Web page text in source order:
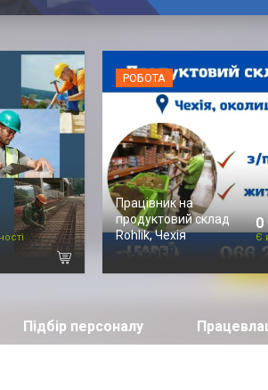
РОБОТА
Працівник на
продуктовий склад
Rohlik, Чехія
0
Є
Підбір персоналу